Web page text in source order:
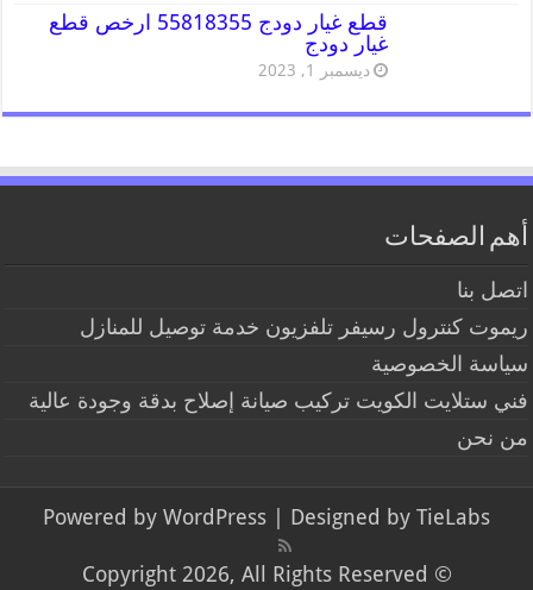
قطع غيار دودج 55818355 ارخص قطع
غيار دودج
ديسمبر 1, 2023
أهم الصفحات
اتصل بنا
ريموت كنترول رسيفر تلفزيون خدمة توصيل للمنازل
سياسة الخصوصية
فني ستلايت الكويت تركيب صيانة إصلاح بدقة وجودة عالية
من نحن
Powered by WordPress | Designed by TieLabs
© Copyright 2026, All Rights Reserved